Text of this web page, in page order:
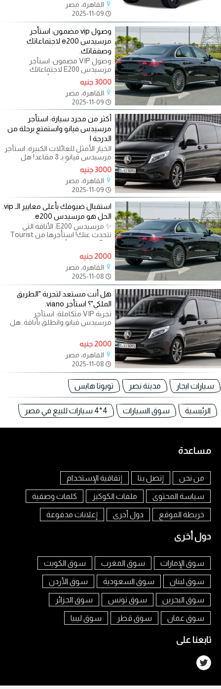
القاهرة، مصر
وصول vip مضمون: استأجر
مرسيدس e200 لاجتماعاتك
وصفقاتك.
وصول VIP مضمون: استأجر
مرسيدس E200 لاجتماعاتك
وصفقاتك. في عالم الأعمال، الانطباع
الأول هو كل شيء.
3000 جنيه
القاهرة، مصر
أكثر من مجرد سيارة: استأجر
مرسيدس فيانو واستمتع برحلة من
الدرجة ا
الخيار الأمثل للعائلات الكبيرة: استأجر
مرسيدس فيانو بـ 8 مقاعد! هل
تخطط لرحلة عائلية، جولة
3000 جنيه
القاهرة، مصر
استقبال ضيوفك بأعلى معايير الـ vip.
الحل هو مرسيدس e200.
✨ مرسيدس E200: الأناقة التي
تتحدث عنك! استأجرها من Tourist
Bus. في عالم الأعمال واللقاءات
الهامة، لا يكفي
2000 جنيه
القاهرة، مصر
هل أنت مستعد لتجربة "الطريق
الملكي"؟ استأجر viano.
تجربة VIP متكاملة: استأجر
مرسيدس فيانو وانطلق بأناقة. هل
والراحة في
2000 جنيه
القاهرة، مصر
سيارات ايجار مدينة نصر تويوتا هايس
الرئيسية سوق السيارات 4*4 سيارات للبيع في مصر
مساعدة
من نحن إتصل بنا إتفاقية الإستخدام
سياسة المحتوى ملفات الكوكيز كلمات وصفية
خريطة الموقع دول أخرى إعلانات مدفوعة
دول أخرى
سوق الإمارات سوق المغرب سوق الكويت
سوق لبنان سوق السعودية سوق الأردن
سوق البحرين سوق تونس سوق الجزائر
سوق عمان سوق قطر سوق ليبيا
تابعنا على